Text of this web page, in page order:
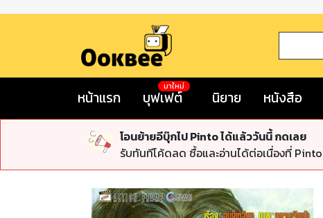
หน้าแรก บุฟเฟต์
มาใหม่
นิยาย หนังสือ
โอนย้ายอีบุ๊กไป Pinto ได้แล้ววันนี้ กดเลย
รับทันทีโค้ดลด ซื้อและอ่านได้ต่อเนื่องที่ Pinto